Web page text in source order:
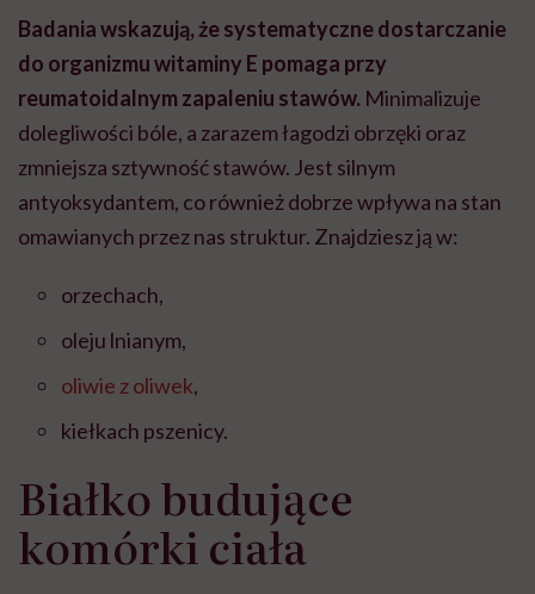
Badania wskazują, że systematyczne dostarczanie
do organizmu witaminy E pomaga przy
reumatoidalnym zapaleniu stawów. Minimalizuje
dolegliwości bóle, a zarazem łagodzi obrzęki oraz
zmniejsza sztywność stawów. Jest silnym
antyoksydantem, co również dobrze wpływa na stan
omawianych przez nas struktur. Znajdziesz ją w:
orzechach,
oleju lnianym,
oliwie z oliwek,
kiełkach pszenicy.
Białko budujące
komórki ciała